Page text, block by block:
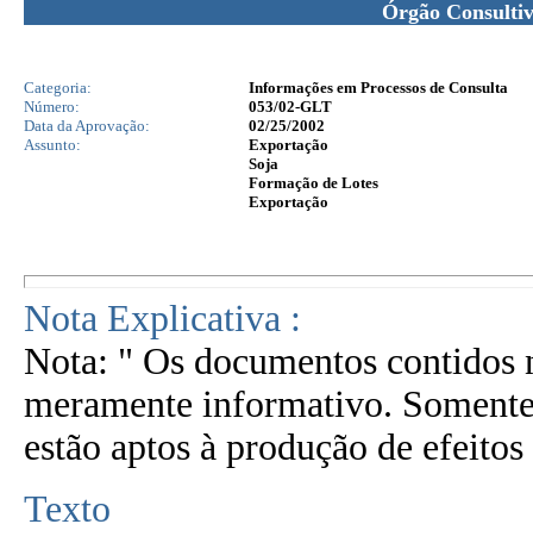
Órgão
Categoria:
Informações em Processos de Consulta
Número:
053/02-GLT
Data da Aprovação:
02/25/2002
Assunto:
Exportação
Soja
Formação de Lotes
Exportação
Nota Explicativa :
Nota: " Os documentos contidos
meramente informativo.
estão aptos à produção de
Texto